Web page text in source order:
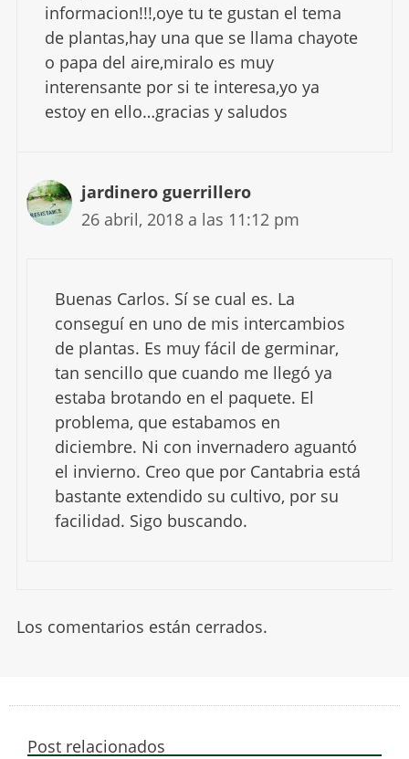
informacion!!!,oye tu te gustan el tema
de plantas,hay una que se llama chayote
o papa del aire,miralo es muy
interensante por si te interesa,yo ya
estoy en ello…gracias y saludos
jardinero guerrillero
26 abril, 2018 a las 11:12 pm
Buenas Carlos. Sí se cual es. La
conseguí en uno de mis intercambios
de plantas. Es muy fácil de germinar,
tan sencillo que cuando me llegó ya
estaba brotando en el paquete. El
problema, que estabamos en
diciembre. Ni con invernadero aguantó
el invierno. Creo que por Cantabria está
bastante extendido su cultivo, por su
facilidad. Sigo buscando.
Los comentarios están cerrados.
Post relacionados